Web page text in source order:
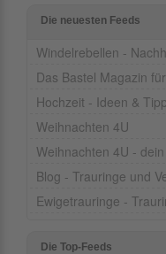
Die neuesten Feeds
Windelrebellen -
Das Bastel Magazin
Hochzeit - Ideen &
Weihnachten 4U
Weihnachten 4U -
Blog - Trauringe und
Ewigetrauringe -
Die Top-Feeds